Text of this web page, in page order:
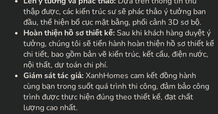
thập được, các kiến trúc sư sẽ phác thảo ý tưởng ban
đầu, thể hiện bố cục mặt bằng, phối cảnh 3D sơ bộ.
Hoàn thiện hồ sơ thiết kế: Sau khi khách hàng duyệt ý
tưởng, chúng tôi sẽ tiến hành hoàn thiện hồ sơ thiết kế
chi tiết, bao gồm bản vẽ kiến trúc, kết cấu, điện nước,
nội thất, dự toán chi phí.
Giám sát tác giả:XanhHomes cam kết đồng hành
cùng bạn trong suốt quá trình thi công, đảm bảo công
trình được thực hiện đúng theo thiết kế, đạt chất
lượng cao nhất.